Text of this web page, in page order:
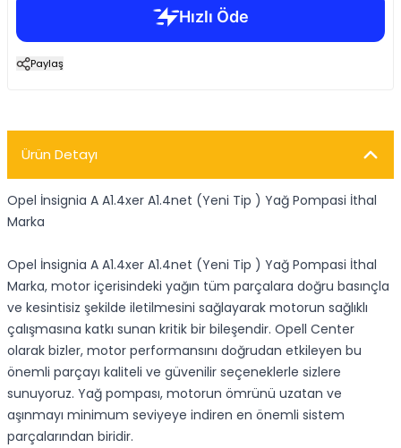
Paylaş
Ürün Detayı
Opel İnsignia A A1.4xer A1.4net (Yeni Tip ) Yağ Pompasi İthal
Marka
Opel İnsignia A A1.4xer A1.4net (Yeni Tip ) Yağ Pompasi İthal
Marka, motor içerisindeki yağın tüm parçalara doğru basınçla
ve kesintisiz şekilde iletilmesini sağlayarak motorun sağlıklı
çalışmasına katkı sunan kritik bir bileşendir. Opell Center
olarak bizler, motor performansını doğrudan etkileyen bu
önemli parçayı kaliteli ve güvenilir seçeneklerle sizlere
sunuyoruz. Yağ pompası, motorun ömrünü uzatan ve
aşınmayı minimum seviyeye indiren en önemli sistem
parçalarından biridir.